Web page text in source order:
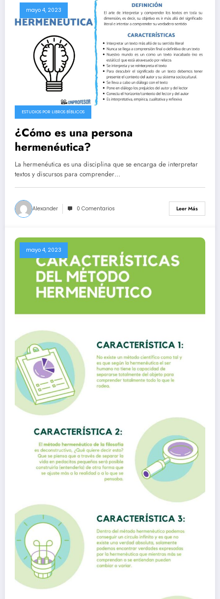
mayo 4, 2023
ESTUDIOS POR LIBROS BÍBLICOS
¿Cómo es una persona
hermenéutica?
La hermenéutica es una disciplina que se encarga de interpretar
textos y discursos para comprender…
Alexander 0 Comentarios Leer Más
mayo 4, 2023